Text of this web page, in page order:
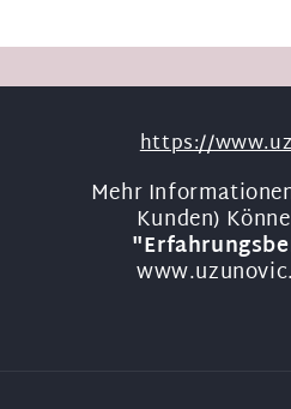
https://
Mehr
Kunden)